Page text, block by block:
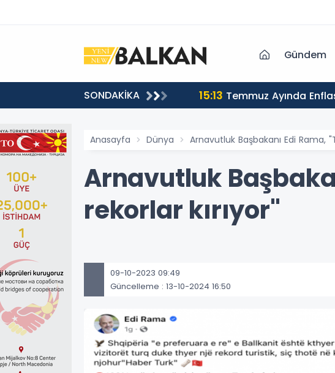
Gündem
SONDAKİKA 15:13 Temmuz Ayında
Anasayfa Dünya Arnavutluk Başbakanı Edi Rama,
Arnavutluk
rekorlar kırıyor"
09-10-2023 09:49
Güncelleme : 13-10-2024 16:50